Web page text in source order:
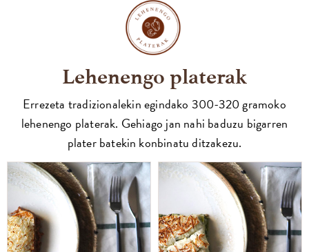
Lehenengo platerak
Errezeta tradizionalekin egindako 300-320 gramoko
lehenengo platerak. Gehiago jan nahi baduzu bigarren
plater batekin konbinatu ditzakezu.